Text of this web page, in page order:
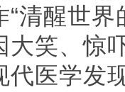
“清醒世
笑、惊
代医学发